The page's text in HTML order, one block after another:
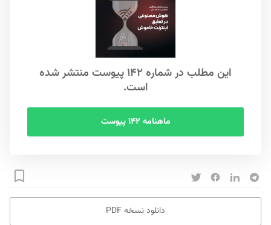
این مطلب در شماره ۱۴۲ پیوست منتشر شده
است.
ماهنامه ۱۴۲ پیوست
دانلود نسخه PDF